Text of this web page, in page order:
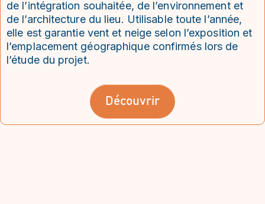
de l’intégration souhaitée, de l’environnement et
de l’architecture du lieu. Utilisable toute l’année,
elle est garantie vent et neige selon l’exposition et
l’emplacement géographique confirmés lors de
l’étude du projet.
Découvrir